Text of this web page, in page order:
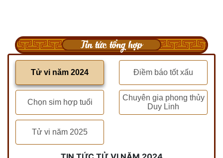
Tin tức tổng hợp
Tử vi năm 2024 Điềm báo tốt xấu
Chọn sim hợp tuổi
Chuyên gia phong thủy
Duy Linh
Tử vi năm 2025